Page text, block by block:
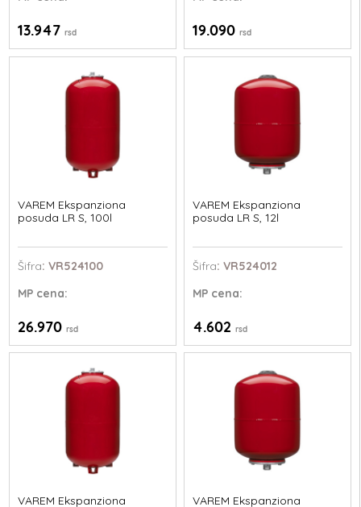
13.947rsd 19.090 rsd
VAREM Ekspanziona
posuda LR S, 100l
Šifra: VR524100
MP cena:
26.970rsd
VAREM Ekspanziona
posuda LR S, 12l
Šifra: VR524012
MPcena:
4.602 rsd
VAREM Ekspanziona
VAREM Ekspanziona